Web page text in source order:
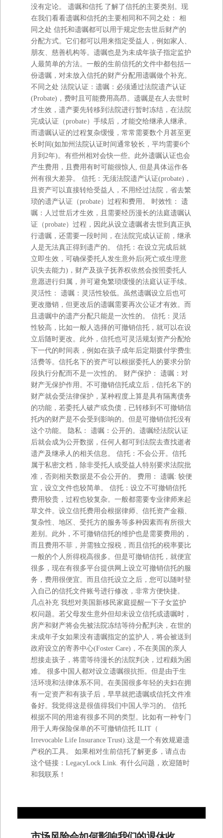
没有定论。 遗嘱和信托 了解了信托的主要类别。现
在我们看看遗嘱和信托的主要相同和不同之处： 相
同之处 信托和遗嘱都可以用于规定您去世后财产的
分配方式。它们都可以用来指定受益人，例如家人、
朋友、慈善机构等。遗嘱也是为未成年孩子指定监护
人最简单的方法。一般的生前信托的文件中都包括一
份遗嘱，对未放入信托的财产分配用遗嘱做个补充。
不同之处 法院认证：遗嘱：必须通过法院遗产认证
(Probate)，费时且可能费用高昂。遗嘱是在人去世时
才生效，遗产要先转移到法院进行暂时冻结，在法院
完成认证（probate）手续后，才能交给继承人继承。
而遗嘱认证的过程复杂缓慢，常常需要数个月甚至更
长时间(如加州法院认证时间通常较长，平均需要6个
月到2年)。有些州相对会快一些。此外遗嘱认证也会
产生费用，且费用有时可能很惊人, 但是具体运作各
州有很大差异。 信托：无须法院遗产认证(probate)，
且资产可以直接转给受益人，不用经过法院，省去繁
琐的遗产认证（probate）过程和费用。 时效性： 遗
嘱：人过世后才生效，且需要经历漫长的法庭遗嘱认
证（probate）过程，因此从设立遗嘱者去世到真正执
行遗嘱，还需要一段时间，在法院完成认证前，继承
人是无法真正得到遗产的。 信托：在设立完成后就
立即生效，可确保委托人发生意外后(死亡或生理意
识失去能力)，财产及孩子抚养权依然会按照委托人
意愿进行归属，并可避免繁琐缓慢的法庭认证手续。
灵活性： 遗嘱：灵活性较低。虽然遗嘱设立后也可
更改撤销，但更改后的遗嘱需要再次公证才有效。而
且遗嘱中的遗产分配只能是一次性的。 信托：灵活
性较高，比如一般人选择的可撤销信托，就可以在设
立后随时更改。此外，信托也可灵活规划资产分配给
下一代的时间表，例如在孩子成年后定期拨付学费生
活费等。信托名下的资产可以根据委托人的要求分阶
段执行分配而不是一次性的。 财产保护： 遗嘱：对
财产无保护作用。不可撤销信托成立后，信托名下的
财产就会受法律保护，某种程度上算是具有隔离债务
的功能，若委托人破产或负债，已转移到不可撤销信
托内的财产是不会受到影响的。但是可撤销信托没有
这个功能。 隐私： 遗嘱：公开的。遗嘱经法院认证
后就会成为公开数据，任何人都可到法院去查找逝者
遗产及继承人的相关信息。 信托：不会公开。信托
属于私密文档，除非受托人或受益人特别要求法院批
准，否则相关数据是不会公开的。 费用： 遗嘱: 较便
宜，设立文件也较简单。 信托：设立不可撤销信托
费用较贵，过程也较复杂。一般都需要专业律师来起
草文件。设立信托费用会根据律师、信托资产金额、
复杂性、地区、受托方的服务等多种因素而有所很大
差别。此外，不可撤销信托的维护也是需要费用的，
而且费用不菲，并需独立报税，而且信托的税率要比
一般的个人所得税高很多。但是可撤销信托，就便宜
很多，现在有很多平台提供网上设立可撤销信托的服
务，费用很便宜。而且信托设立之后，您可以随时登
入自己的信托文件账号进行修改，非常方便快捷。
几点补充 我想对美国新移民家庭提醒一下子女监护
权问题。若父母发生意外但却未设立信托或遗嘱时，
房产和财产将会先被法院冻结等待分配判决，在世的
未成年子女如果没有遗嘱指定的监护人，将会被送到
政府设立的寄养中心(Foster Care)，不在美国的亲人
想接走孩子，将需等待漫长的法院判决，过程颇为困
难。 很多中国人都对设立遗嘱很抗拒。但是由于生
活环境和法律体系不同。在美国很多年轻的夫妇在拥
有一定资产和有孩子后，早早就把遗嘱或信托文件准
备好。我觉得这是很值得我们中国人学习的。 信托
根据不同的用途有很多不同的类型。比如有一种专门
用于人寿保险保单的不可撤销信托 ILIT（
Irrevocable Life Insurance Trust).这是一个有效规避遗
产税的工具。 如果相对生前信托了解更多，请点击
这个链接：LegacyLock Link. 有什么问题，欢迎随时
和我联系！